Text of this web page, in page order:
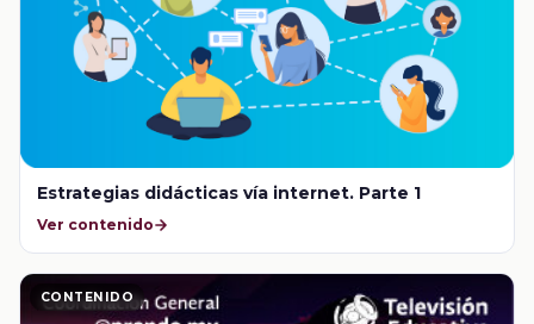
Estrategias didácticas vía internet. Parte 1
Ver contenido
CONTENIDO